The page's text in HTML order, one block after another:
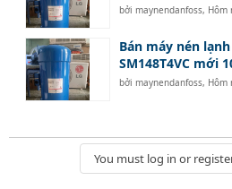
bởimaynendanfoss, Hôm
Bán máy nén
SM148T4VC mới
bởimaynendanfoss, Hôm
You must log in or